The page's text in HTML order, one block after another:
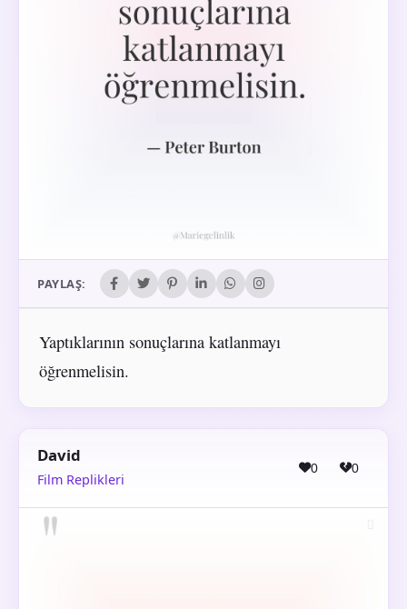
PAYLAŞ:
Yaptıklarının sonuçlarına katlanmayı
öğrenmelisin.
David
Film Replikleri
0 0